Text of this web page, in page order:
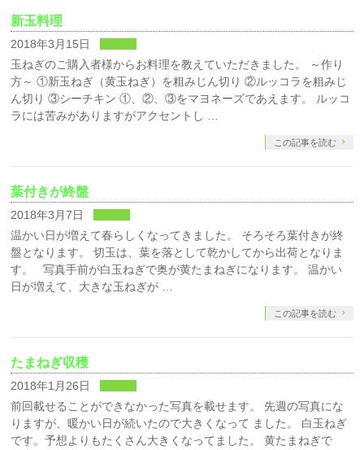
新玉料理
2018年3月15日
玉ねぎのご購入者様からお料理を教えていただきました。 ～作り
方～ ①新玉ねぎ（黄玉ねぎ）を粗みじん切り ②ルッコラを粗みじ
ん切り ③シーチキン ①、②、③をマヨネーズであえます。 ルッコ
ラには苦みがありますがアクセントし …
この記事を読む
葉付きが終盤
2018年3月7日
温かい日が増えて春らしくなってきました。 そろそろ葉付きが終
盤となります。 切玉は、葉を落として乾かしてから出荷となりま
す。 写真手前が白玉ねぎで奥が黄たまねぎになります。 温かい
日が増えて、大きな玉ねぎが …
この記事を読む
たまねぎ収穫
2018年1月26日
前回載せることができなかった写真を載せます。 先週の写真にな
りますが、暖かい日が続いたので大きくなって ました。 白玉ねぎ
です。予想よりもたくさん大きくなってました。 黄たまねぎで